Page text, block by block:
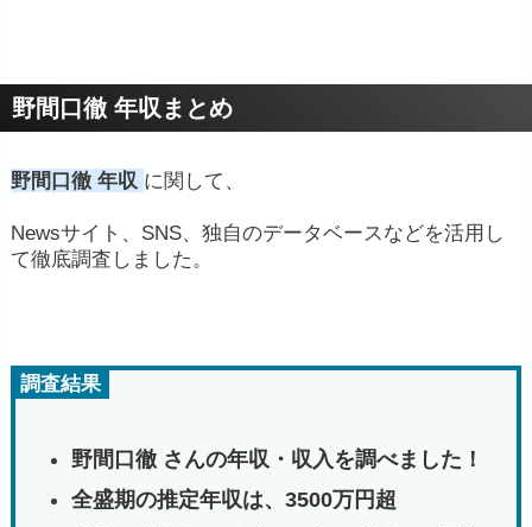
野間口徹 年収まとめ
野間口徹 年収 に関して、
Newsサイト、SNS、独自のデータベースなどを活用し
て徹底調査しました。
調査結果
野間口徹 さんの年収・収入を調べました！
全盛期の推定年収は、3500万円超